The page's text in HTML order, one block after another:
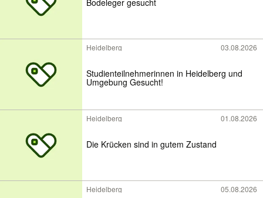
Bodeleger gesucht
Heidelberg 03.08.2026
Studienteilnehmerinnen in Heidelberg und
Umgebung Gesucht!
Heidelberg 01.08.2026
Die Krücken sind in gutem Zustand
Heidelberg 05.08.2026